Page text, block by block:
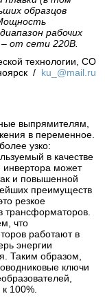
образцов
рабочих
от сети 220В.
технологии, СО
/ ku_@mail.ru
выпрямителям,
в переменное.
узко:
в качестве
инвертора может
и повышенной
преимуществ
резкое
трансформаторов.
что
работают в
энергии
Таким образом,
ключи
100%.